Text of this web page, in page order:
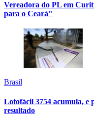
Vereadora do PL em
para o Ceará"
Brasil
Lotofácil 3754 acumula, e
resultado